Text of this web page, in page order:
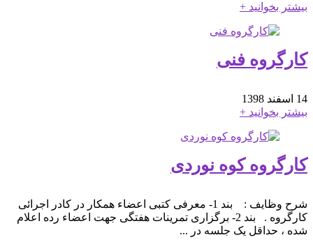
بیشتر بخوانید +
کارگروه فنی
14 اسفند 1398
بیشتر بخوانید +
کارگروه کوه نوردی
شرح وظایف : بند 1- معرفی کتبی اعضاء همکار در کادر اجرائی
کارگروه . بند 2- برگزاری تمرینات هفتگی جهت اعضاء رده اعلام
شده ، حداقل یک جلسه در ...